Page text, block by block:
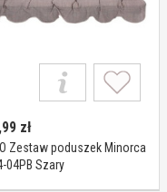
zł
Zestaw poduszek Minorca
04PB Szary